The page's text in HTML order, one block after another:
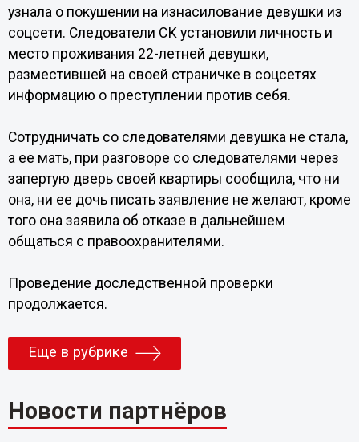
узнала о покушении на изнасилование девушки из
соцсети. Следователи СК установили личность и
место проживания 22-летней девушки,
разместившей на своей страничке в соцсетях
информацию о преступлении против себя.
Сотрудничать со следователями девушка не стала,
а ее мать, при разговоре со следователями через
запертую дверь своей квартиры сообщила, что ни
она, ни ее дочь писать заявление не желают, кроме
того она заявила об отказе в дальнейшем
общаться с правоохранителями.
Проведение доследственной проверки
продолжается.
Еще в рубрике
Новости партнёров